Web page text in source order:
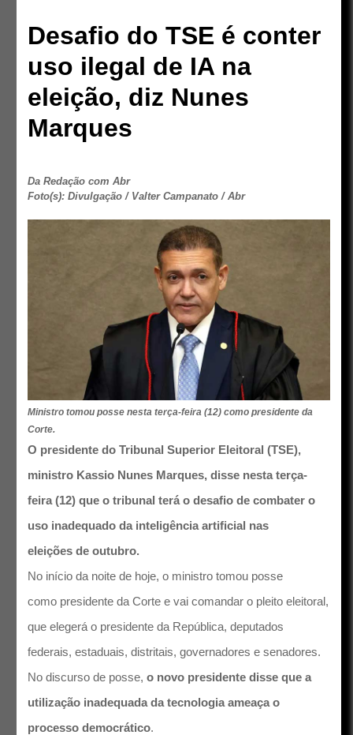
Desafio do TSE é conter
uso ilegal de IA na
eleição, diz Nunes
Marques
Da Redação com Abr
Foto(s): Divulgação / Valter Campanato / Abr
Ministro tomou posse nesta terça-feira (12) como presidente da
Corte.
O presidente do Tribunal Superior Eleitoral (TSE),
ministro Kassio Nunes Marques, disse nesta terça-
feira (12) que o tribunal terá o desafio de combater o
uso inadequado da inteligência artificial nas
eleições de outubro.
No início da noite de hoje, o ministro tomou posse
como presidente da Corte e vai comandar o pleito eleitoral,
que elegerá o presidente da República, deputados
federais, estaduais, distritais, governadores e senadores.
No discurso de posse,o novo presidente disse que a
utilização inadequada da tecnologia ameaça o
processo democrático.